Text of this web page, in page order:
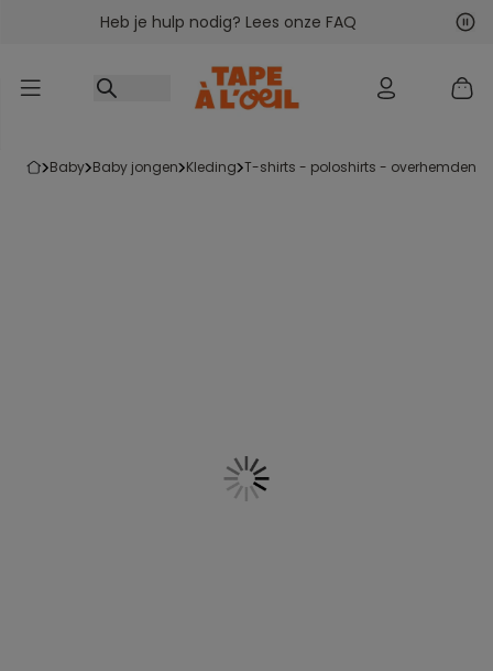
Ga naar inhoudHeb je hulp nodig? Lees onze FAQ
baby baby jongen kleding t-shirts - poloshirts - overhemden